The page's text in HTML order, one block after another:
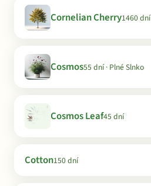
Cornelian Cherry1460 dní
Cosmos55 dní · Plné Slnko
Cosmos Leaf45 dní
Cotton150 dní